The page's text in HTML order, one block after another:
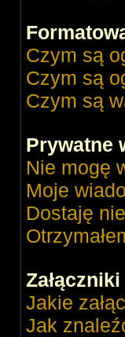
Czym są
Czym są
Czym są
Prywatne
Nie mogę
Moje
Dostaję
Załączniki
Jakie
Jak